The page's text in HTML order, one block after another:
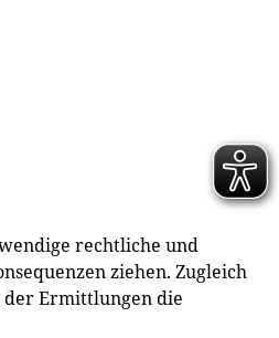
rechtliche und
ziehen. Zugleich
der Ermittlungen die